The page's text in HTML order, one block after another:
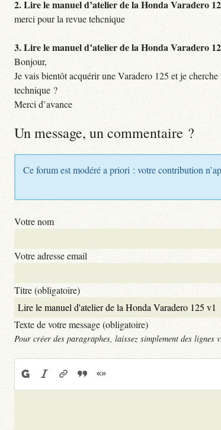
2.Lire le manuel d’atelier de la Honda Varadero
merci pour la revue tehcnique
3.Lire le manuel d’atelier de la Honda Varadero
Bonjour,
Je vais bientôt acquérir une Varadero 125 et je
technique ?
Merci d’avance
Un message, un commentaire ?
Ce forum est modéré a priori : votre contribution
Votre nom
Votre adresse email
Titre (obligatoire)
Texte de votre message (obligatoire)
Pour créer des paragraphes, laissez simplement des lignes